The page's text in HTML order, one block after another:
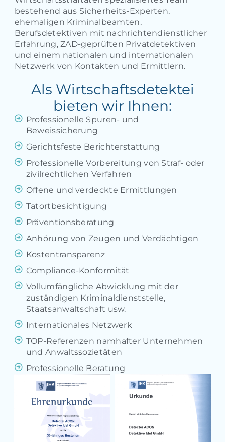
bestehend aus Sicherheits-Experten,
ehemaligen Kriminalbeamten,
Berufsdetektiven mit nachrichtendienstlicher
Erfahrung, ZAD-geprüften Privatdetektiven
und einem nationalen und internationalen
Netzwerk von Kontakten und Ermittlern.
Als Wirtschaftsdetektei
bieten wir Ihnen:
Professionelle Spuren- und
Beweissicherung
Gerichtsfeste Berichterstattung
Professionelle Vorbereitung von Straf- oder
zivilrechtlichen Verfahren
Offene und verdeckte Ermittlungen
Tatortbesichtigung
Präventionsberatung
Anhörung von Zeugen und Verdächtigen
Kostentransparenz
Compliance-Konformität
Vollumfängliche Abwicklung mit der
zuständigen Kriminaldienststelle,
Staatsanwaltschaft usw.
Internationales Netzwerk
TOP-Referenzen namhafter Unternehmen
und Anwaltssozietäten
Professionelle Beratung